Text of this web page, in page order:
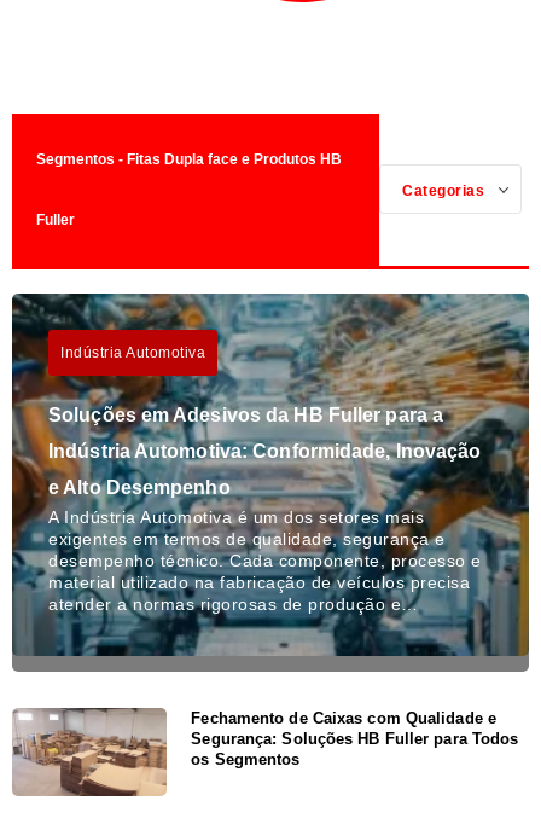
Segmentos - Fitas Dupla face e Produtos HB
Fuller
Categorias
Indústria Automotiva
Soluções em Adesivos da HB Fuller para a
Indústria Automotiva: Conformidade, Inovação
e Alto Desempenho
A Indústria Automotiva é um dos setores mais
exigentes em termos de qualidade, segurança e
desempenho técnico. Cada componente, processo e
material utilizado na fabricação de veículos precisa
atender a normas rigorosas de produção e…
Fechamento de Caixas com Qualidade e
Segurança: Soluções HB Fuller para Todos
os Segmentos